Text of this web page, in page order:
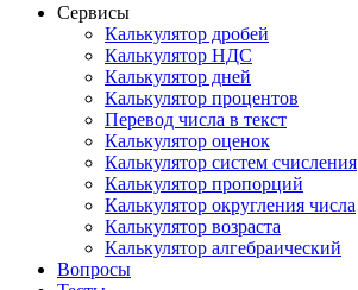
Сервисы
Калькулятор дробей
Калькулятор НДС
Калькулятор дней
Калькулятор процентов
Перевод числа в текст
Калькулятор оценок
Калькулятор систем счисления
Калькулятор пропорций
Калькулятор округления числа
Калькулятор возраста
Калькулятор алгебраический
Вопросы